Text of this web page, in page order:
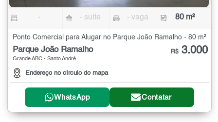
- - suíte - vaga 80 m²
Ponto Comercial para Alugar no Parque João Ramalho - 80 m²
Parque João Ramalho
Grande ABC - Santo André
Endereço no círculo do mapa
R$ 3.000
WhatsApp Contatar